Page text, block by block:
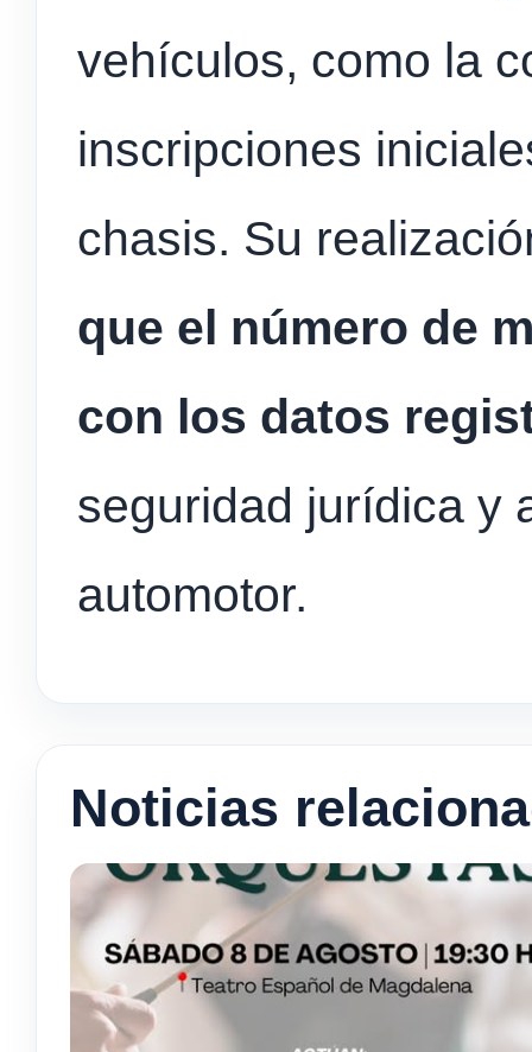
vehículos, como la
inscripciones
chasis. Su
que el número de
con los datos
seguridad jurídica y
automotor.
Noticias